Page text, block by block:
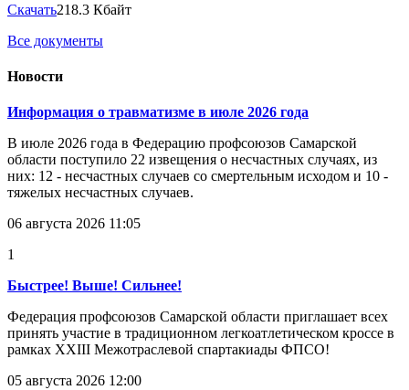
Скачать218.3 Кбайт
Все документы
Новости
Информация о травматизме в июле 2026 года
В июле 2026 года в Федерацию профсоюзов Самарской
области поступило 22 извещения о несчастных случаях, из
них: 12 - несчастных случаев со смертельным исходом и 10 -
тяжелых несчастных случаев.
06 августа 2026 11:05
1
Быстрее! Выше! Сильнее!
Федерация профсоюзов Самарской области приглашает всех
принять участие в традиционном легкоатлетическом кроссе в
рамках XXIII Межотраслевой спартакиады ФПСО!
05 августа 2026 12:00